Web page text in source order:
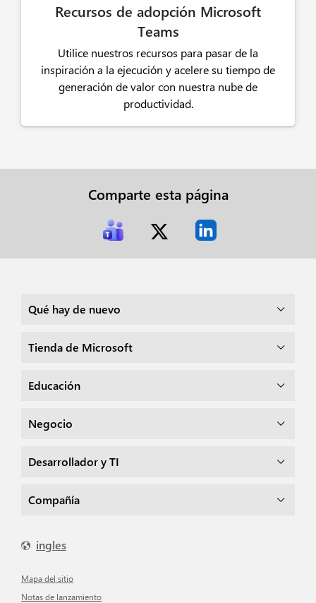
Recursos de adopción Microsoft
Teams
Utilice nuestros recursos para pasar de la
inspiración a la ejecución y acelere su tiempo de
generación de valor con nuestra nube de
productividad.
Comparte esta página
Qué hay de nuevo
Tienda de Microsoft
Educación
Negocio
Desarrollador y TI
Compañía
ingles
mapa del sitio
Notas de lanzamiento